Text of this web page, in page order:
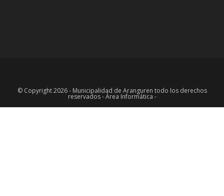
© Copyright 2026 - Municipalidad de Aranguren todo los derechos
reservados - Área Informática -